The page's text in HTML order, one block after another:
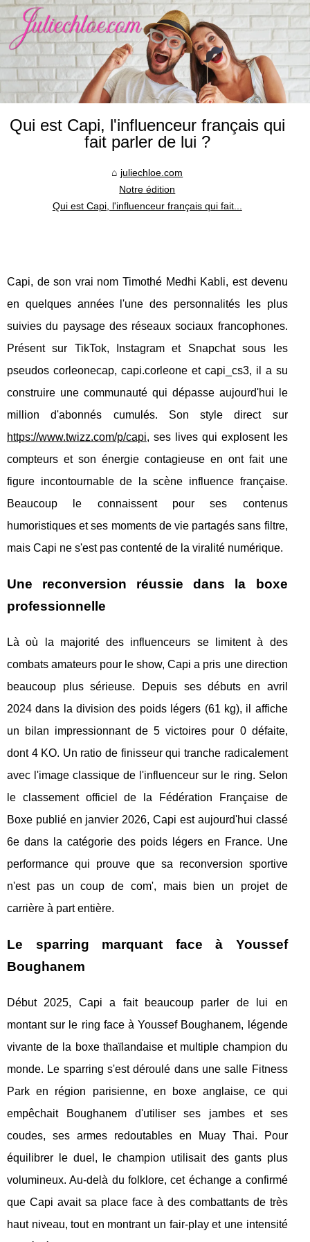
Qui est Capi, l'influenceur français qui
fait parler de lui ?
juliechloe.com
Notre édition
Qui est Capi, l'influenceur français qui fait...
Capi, de son vrai nom Timothé Medhi Kabli, est devenu
en quelques années l'une des personnalités les plus
suivies du paysage des réseaux sociaux francophones.
Présent sur TikTok, Instagram et Snapchat sous les
pseudos corleonecap, capi.corleone et capi_cs3, il a su
construire une communauté qui dépasse aujourd'hui le
million d'abonnés cumulés. Son style direct sur
https://www.twizz.com/p/capi, ses lives qui explosent les
compteurs et son énergie contagieuse en ont fait une
figure incontournable de la scène influence française.
Beaucoup le connaissent pour ses contenus
humoristiques et ses moments de vie partagés sans filtre,
mais Capi ne s'est pas contenté de la viralité numérique.
Une reconversion réussie dans la boxe
professionnelle
Là où la majorité des influenceurs se limitent à des
combats amateurs pour le show, Capi a pris une direction
beaucoup plus sérieuse. Depuis ses débuts en avril
2024 dans la division des poids légers (61 kg), il affiche
un bilan impressionnant de 5 victoires pour 0 défaite,
dont 4 KO. Un ratio de finisseur qui tranche radicalement
avec l'image classique de l'influenceur sur le ring. Selon
le classement officiel de la Fédération Française de
Boxe publié en janvier 2026, Capi est aujourd'hui classé
6e dans la catégorie des poids légers en France. Une
performance qui prouve que sa reconversion sportive
n'est pas un coup de com', mais bien un projet de
carrière à part entière.
Le sparring marquant face à Youssef
Boughanem
Début 2025, Capi a fait beaucoup parler de lui en
montant sur le ring face à Youssef Boughanem, légende
vivante de la boxe thaïlandaise et multiple champion du
monde. Le sparring s'est déroulé dans une salle Fitness
Park en région parisienne, en boxe anglaise, ce qui
empêchait Boughanem d'utiliser ses jambes et ses
coudes, ses armes redoutables en Muay Thai. Pour
équilibrer le duel, le champion utilisait des gants plus
volumineux. Au-delà du folklore, cet échange a confirmé
que Capi avait sa place face à des combattants de très
haut niveau, tout en montrant un fair-play et une intensité